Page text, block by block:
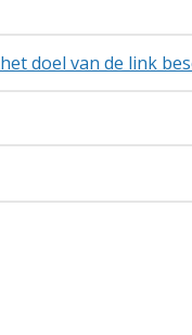
doel van de link